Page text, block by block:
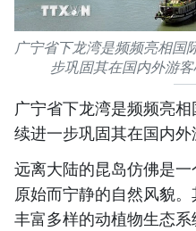
广宁省下龙湾是频频亮相国
步巩固其在国内外游
广宁省下龙湾是频频亮
续进一步巩固其在国内外
远离大陆的昆岛仿佛是
原始而宁静的自然风貌
丰富多样的动植物生态